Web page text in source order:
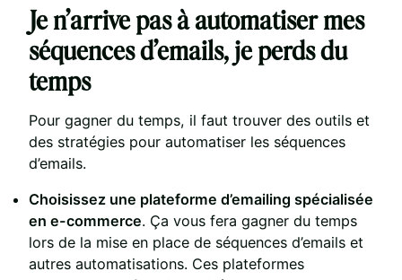
Je n’arrive pas à automatiser mes
séquences d’emails, je perds du
temps
Pour gagner du temps, il faut trouver des outils et
des stratégies pour automatiser les séquences
d’emails.
Choisissez une plateforme d’emailing spécialisée
en e-commerce. Ça vous fera gagner du temps
lors de la mise en place de séquences d’emails et
autres automatisations. Ces plateformes